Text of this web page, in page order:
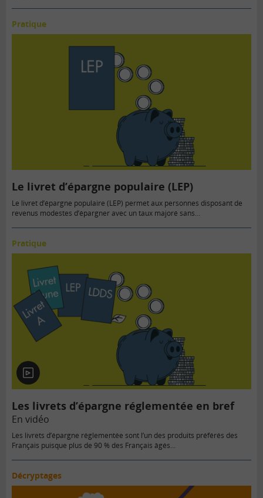
Pratique
Le livret d’épargne populaire (LEP)
Le livret d’épargne populaire (LEP) permet aux personnes disposant de
revenus modestes d’épargner avec un taux majoré sans…
Pratique
En
vidéo
Les livrets d’épargne réglementée en bref
En vidéo
Les livrets d’épargne réglementée sont l’un des produits préférés des
Français puisque plus de 90 % des Français âgés…
Décryptages